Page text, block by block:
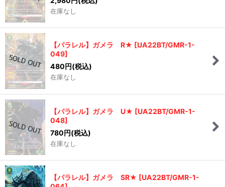
在庫なし
【パラレル】ガメラ R★ [UA22BT/GMR-1-
049]
480円(税込)
在庫なし
【パラレル】ガメラ U★ [UA22BT/GMR-1-
048]
780円(税込)
在庫なし
【パラレル】ガメラ SR★ [UA22BT/GMR-1-